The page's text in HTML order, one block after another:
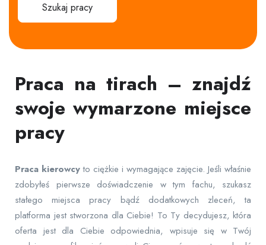
Szukaj pracy
Praca na tirach – znajdź
swoje wymarzone miejsce
pracy
Praca kierowcyto ciężkie i wymagające zajęcie. Jeśli właśnie
zdobyłeś pierwsze doświadczenie w tym fachu, szukasz
stałego miejsca pracy bądź dodatkowych zleceń, ta
platforma jest stworzona dla Ciebie! To Ty decydujesz, która
oferta jest dla Ciebie odpowiednia, wpisuje się w Twój